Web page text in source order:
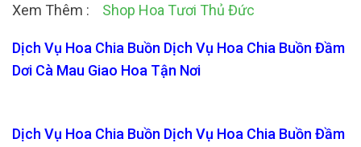
Xem Thêm : Shop Hoa Tươi Thủ Đức
Dịch Vụ Hoa Chia Buồn Dịch Vụ Hoa Chia Buồn Đầm
Dơi Cà Mau Giao Hoa Tận Nơi
Dịch Vụ Hoa Chia Buồn Dịch Vụ Hoa Chia Buồn Đầm